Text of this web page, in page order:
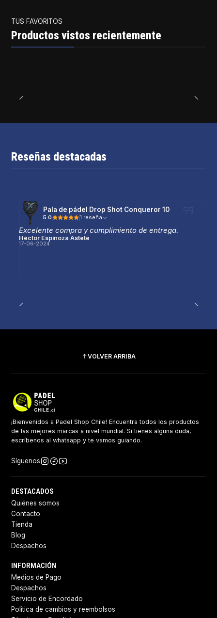
TUS FAVORITOS
Productos vistos recientemente
Reseñas destacadas
Pala de pádel Drop Shot Conqueror 10
5.0 1 reseña
Excelente compra y cumplimiento de entrega.
Héctor Espinoza Astete
17-06-2024
VOLVER ARRIBA
¡Bienvenidos a Padel Shop Chile! Encuentra todos los productos
de las mejores marcas a nivel mundial. Si tienes alguna duda,
escríbenos al whatsapp y te vamos guiando.
Síguenos
DESTACADOS
Quiénes somos
Contacto
Tienda
Blog
Despachos
INFORMACIÓN
Medios de Pago
Despachos
Servicio de Encordado
Politica de cambios y reembolsos